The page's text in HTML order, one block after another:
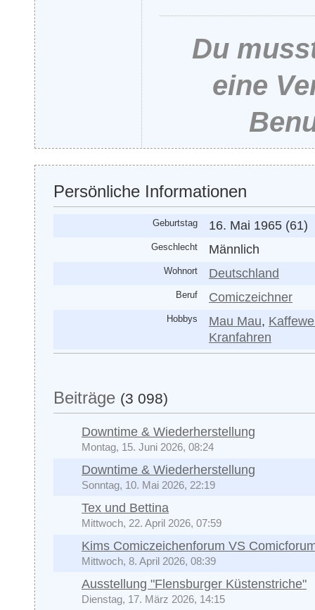
Du
eine
Persönliche Informationen
Geburtstag 16. Mai 1965 (61)
Geschlecht Männlich
Wohnort Deutschland
Beruf Comiczeichner
Hobbys Mau Mau,
Kranfahren
Beiträge (3 098)
Downtime & Wiederherstellung
Montag, 15. Juni 2026, 08:24
Downtime & Wiederherstellung
Sonntag, 10. Mai 2026, 22:19
Tex und Bettina
Mittwoch, 22. April 2026, 07:59
Kims Comiczeichenforum VS
Mittwoch, 8. April 2026, 08:39
Ausstellung "Flensburger Küstenstriche"
Dienstag, 17. März 2026, 14:15